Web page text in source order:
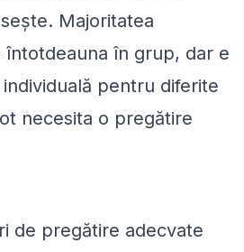
Majoritatea
în grup, dar e
pentru diferite
necesita o pregătire
de pregătire adecvate